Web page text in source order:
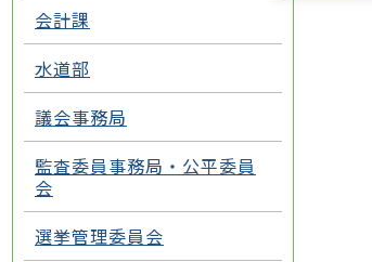
会計課
水道部
議会事務局
監査委員事務局・公平委員
会
選挙管理委員会